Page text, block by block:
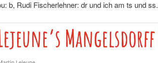
b, Rudi Fischerlehner: dr und ich am ts und ss.